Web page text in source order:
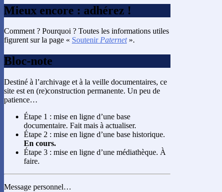
Mieux encore : adhérez !
Comment ? Pourquoi ? Toutes les informations utiles
figurent sur la page « SoutenirPaternet».
Bloc-note
Destiné à l’archivage et à la veille documentaires, ce
site est en (re)construction permanente. Un peu de
patience…
Étape 1 : mise en ligne d’une base
documentaire. Fait mais à actualiser.
Étape 2 : mise en ligne d’une base historique.
En cours.
Étape 3 : mise en ligne d’une médiathèque. À
faire.
Message personnel…